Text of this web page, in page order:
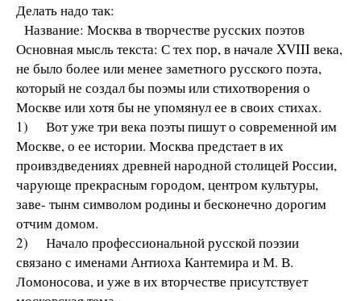
Делать надо так:
Название: Москва в творчестве русских поэтов
Основная мысль текста: С тех пор, в начале XVIII века,
не было более или менее заметного русского поэта,
который не создал бы поэмы или стихотворения о
Москве или хотя бы не упомянул ее в своих стихах.
1) Вот уже три века поэты пишут о современной им
Москве, о ее истории. Москва предстает в их
проивздведениях древней народной столицей России,
чарующе прекрасным городом, центром культуры,
заве- тынм символом родины и бесконечно дорогим
отчим домом.
2) Начало профессиональной русской поэзии
связано с именами Антиоха Кантемира и М. В.
Ломоносова, и уже в их вторчестве присутствует